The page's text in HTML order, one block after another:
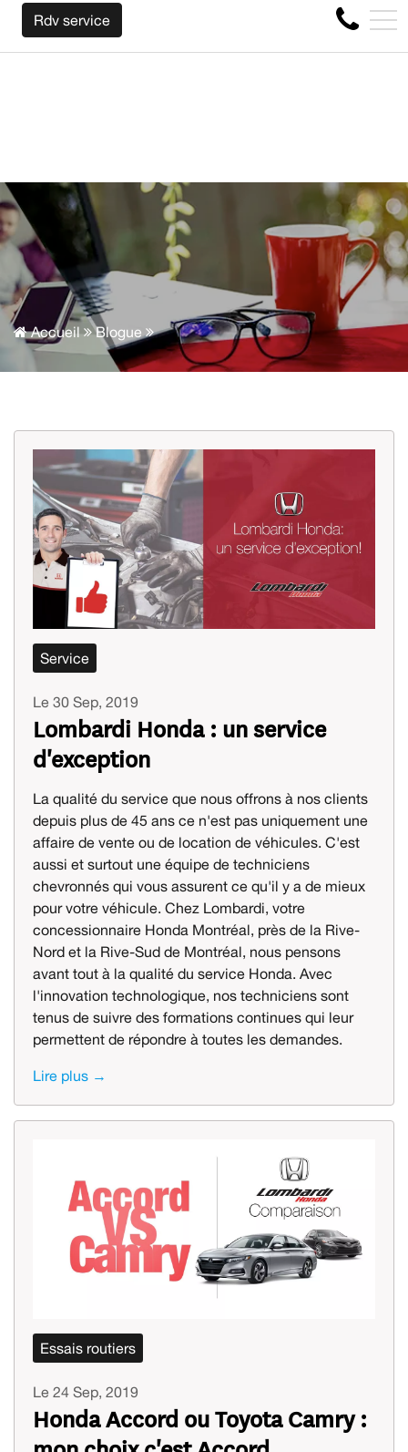
RACHETONS VOTRE AUTO PEU IMPORTE LA MARQUE
4356 Boul Métropolitain E, Montréal, QC, CA H1S 1A2
EN
Rdv service
Accueil Blogue
Service
Le 30 Sep, 2019
Lombardi Honda : un service
d'exception
La qualité du service que nous offrons à nos clients
depuis plus de 45 ans ce n'est pas uniquement une
affaire de vente ou de location de véhicules. C'est
aussi et surtout une équipe de techniciens
chevronnés qui vous assurent ce qu'il y a de mieux
pour votre véhicule. Chez Lombardi, votre
concessionnaire Honda Montréal, près de la Rive-
Nord et la Rive-Sud de Montréal, nous pensons
avant tout à la qualité du service Honda. Avec
l'innovation technologique, nos techniciens sont
tenus de suivre des formations continues qui leur
permettent de répondre à toutes les demandes.
Lire plus →
Essais routiers
Le 24 Sep, 2019
Honda Accord ou Toyota Camry :